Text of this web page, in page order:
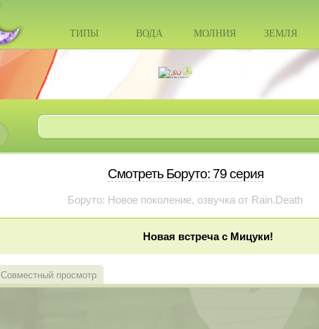
ТИПЫ ВОДА МОЛНИЯ ЗЕМЛЯ
Смотреть Боруто: 79 серия
Боруто: Новое поколение, озвучка от Rain.Death
Новая встреча с Мицуки!
Совместный просмотр